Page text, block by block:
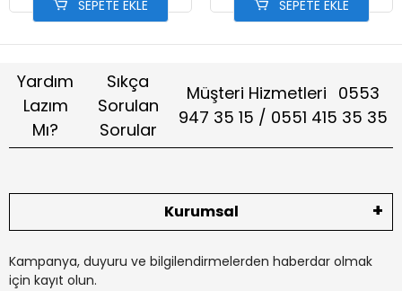
SEPETE EKLE SEPETE EKLE
Yardım
Lazım
Mı?
Sıkça
Sorulan
Sorular
Müşteri Hizmetleri 0553
947 35 15 / 0551 415 35 35
Kurumsal
Kampanya, duyuru ve bilgilendirmelerden haberdar olmak
için kayıt olun.